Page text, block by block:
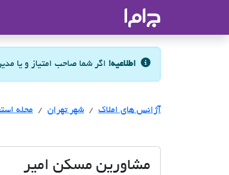
اطلاعیه! اگر شما صاحب امتیاز و یا
آژانس های املاک آژانس های املاک
شهر تهران آژانس
محله
مشاورین مسکن امیر